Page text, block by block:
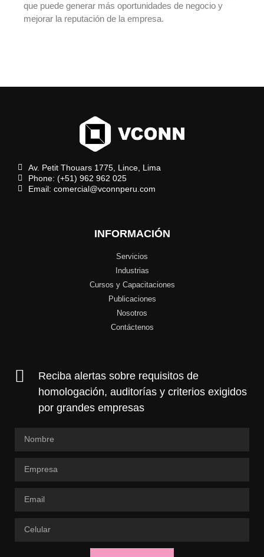
que puede generar más oportunidades de negocio y
mejorar la reputación de la empresa.
Av. Petit Thouars 1775, Lince, Lima
Phone: (+51) 962 962 025
Email: comercial@vconnperu.com
INFORMACIÓN
Servicios
Industrias
Cursos y Capacitaciones
Publicaciones
Nosotros
Contáctenos
Reciba alertas sobre requisitos de
homologación, auditorías y criterios exigidos
por grandes empresas